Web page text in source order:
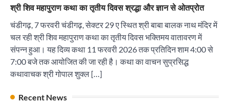
श्री शिव महापुराण कथा का तृतीय दिवस श्रद्धा और ज्ञान से ओतप्रोत
चंडीगढ़, 7 फरवरी चंडीगढ़, सेक्टर 29 ए स्थित श्री बाबा बालक नाथ मंदिर में
चल रही श्री शिव महापुराण कथा का तृतीय दिवस भक्तिमय वातावरण में
संपन्न हुआ। यह दिव्य कथा 11 फरवरी 2026 तक प्रतिदिन शाम 4:00 से
7:00 बजे तक आयोजित की जा रही है। कथा का वाचन सुप्रसिद्ध
कथावाचक श्री गोपाल शुक्ल […]
Recent News
4
₹227 करोड़ का ‘टेबल एजेंडा घोटाला’ भाजपा के
भ्रष्टाचार, तानाशाही और लोकतंत्र की हत्या का सबसे बड़ा
सबूत : एच.एस. लक्की
City uday August 6, 2026
इंडियन नेशनल थियेटर द्वारा 9 अगस्त को होगा ‘वर्षा ऋतु
संगीत संध्या 2026’ का आयोजन
पारस हेल्थ पंचकूला ने ‘तिरंगा यात्रा 2025’ का हरियाणा से